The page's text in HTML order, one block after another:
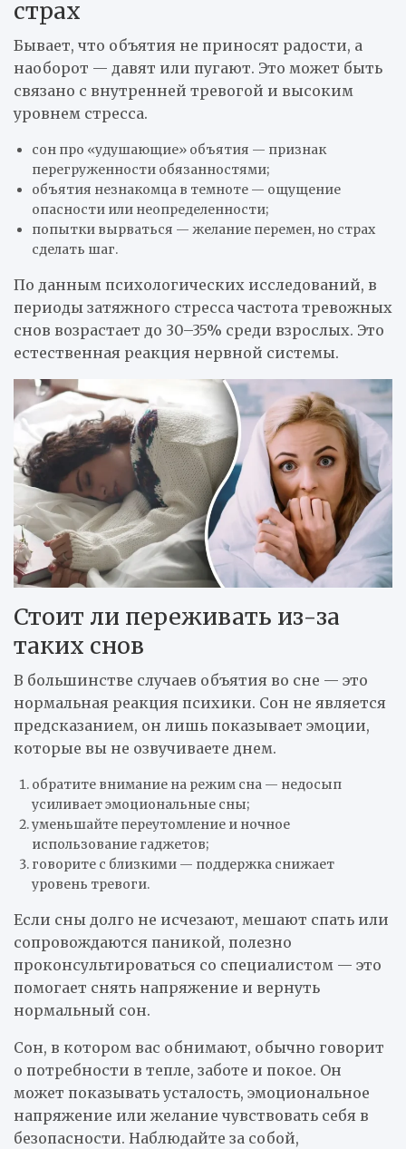
страх
Бывает, что объятия не приносят радости, а
наоборот — давят или пугают. Это может быть
связано с внутренней тревогой и высоким
уровнем стресса.
сон про «удушающие» объятия — признак
перегруженности обязанностями;
объятия незнакомца в темноте — ощущение
опасности или неопределенности;
попытки вырваться — желание перемен, но страх
сделать шаг.
По данным психологических исследований, в
периоды затяжного стресса частота тревожных
снов возрастает до 30–35% среди взрослых. Это
естественная реакция нервной системы.
Стоит ли переживать из-за
таких снов
В большинстве случаев объятия во сне — это
нормальная реакция психики. Сон не является
предсказанием, он лишь показывает эмоции,
которые вы не озвучиваете днем.
обратите внимание на режим сна — недосып
усиливает эмоциональные сны;
уменьшайте переутомление и ночное
использование гаджетов;
говорите с близкими — поддержка снижает
уровень тревоги.
Если сны долго не исчезают, мешают спать или
сопровождаются паникой, полезно
проконсультироваться со специалистом — это
помогает снять напряжение и вернуть
нормальный сон.
Сон, в котором вас обнимают, обычно говорит
о потребности в тепле, заботе и покое. Он
может показывать усталость, эмоциональное
напряжение или желание чувствовать себя в
безопасности. Наблюдайте за собой,